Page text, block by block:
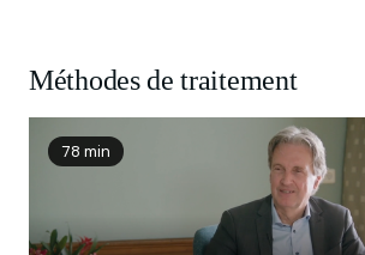
Méthodes de traitement
78 min